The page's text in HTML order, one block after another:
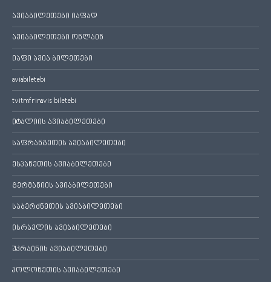
ავიაბილეთები იაფად
ავიაბილეთები ონლაინ
იაფი ავია ბილეთები
aviabiletebi
tvitmfrinavis biletebi
იტალიის ავიაბილეთები
საფრანგეთის ავიაბილეთები
ესპანეთის ავიაბილეთები
გერმანიის ავიაბილეთები
საბერძნეთის ავიაბილეთები
ისრაელის ავიაბილეთები
უკრაინის ავიაბილეთები
პოლონეთის ავიაბილეთები